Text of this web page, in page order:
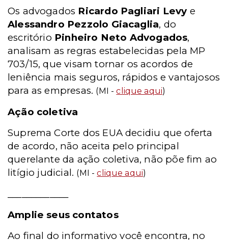
Os advogados Ricardo Pagliari Levy e
Alessandro Pezzolo Giacaglia, do
escritório Pinheiro Neto Advogados,
analisam as regras estabelecidas pela MP
703/15, que visam tornar os acordos de
leniência mais seguros, rápidos e vantajosos
para as empresas. (MI -clique aqui)
Ação coletiva
Suprema Corte dos EUA decidiu que oferta
de acordo, não aceita pelo principal
querelante da ação coletiva, não põe fim ao
litígio judicial. (MI -clique aqui)
Amplie seus contatos
Ao final do informativo você encontra, no